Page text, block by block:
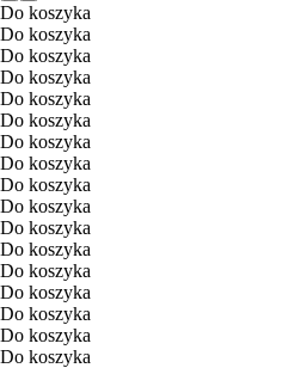
Do koszyka
Do koszyka
Do koszyka
Do koszyka
Do koszyka
Do koszyka
Do koszyka
Do koszyka
Do koszyka
Do koszyka
Do koszyka
Do koszyka
Do koszyka
Do koszyka
Do koszyka
Do koszyka
Do koszyka